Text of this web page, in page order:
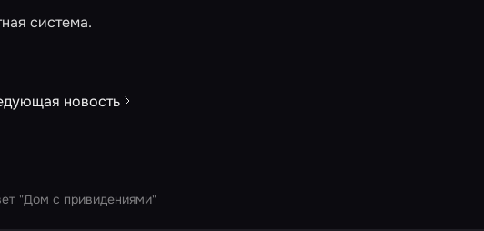
система.
новость
"Дом с привидениями"